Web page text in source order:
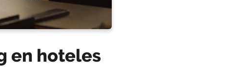
en hoteles